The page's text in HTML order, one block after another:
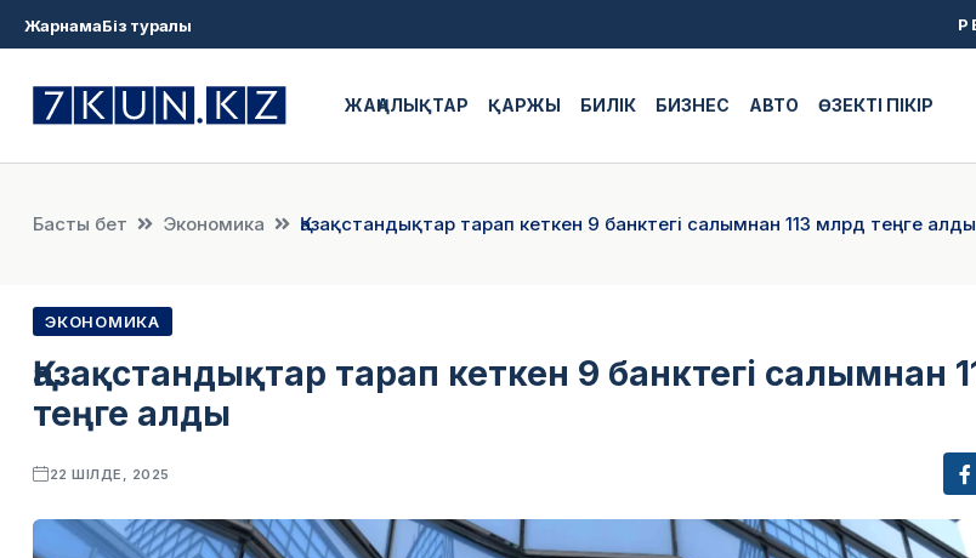
ЖарнамаБіз туралы
ЖАҢАЛЫҚТАР ҚАРЖЫ БИЛІК БИЗНЕС АВТО ӨЗЕКТІ ПІКІР
Басты бет Экономика ​Қазақстандықтар тарап кеткен 9 банктегі салымнан 113 млрд теңге алды
ЭКОНОМИКА
​Қазақстандықтар тарап кеткен 9 банктегі салымнан
теңге алды
22 ШІЛДЕ, 2025